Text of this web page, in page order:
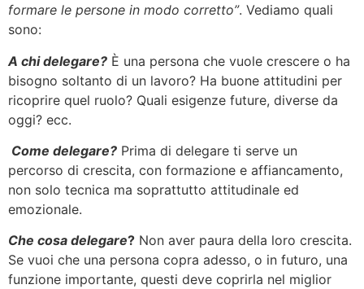
formare le persone in modo corretto”. Vediamo quali
sono:
A chi delegare? È una persona che vuole crescere o ha
bisogno soltanto di un lavoro? Ha buone attitudini per
ricoprire quel ruolo? Quali esigenze future, diverse da
oggi? ecc.
Come delegare? Prima di delegare ti serve un
percorso di crescita, con formazione e affiancamento,
non solo tecnica ma soprattutto attitudinale ed
emozionale.
Che cosa delegare? Non aver paura della loro crescita.
Se vuoi che una persona copra adesso, o in futuro, una
funzione importante, questi deve coprirla nel miglior